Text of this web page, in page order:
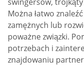
Można łatwo
zamężnych lub
poważne związki.
potrzebach i
znajdowaniu